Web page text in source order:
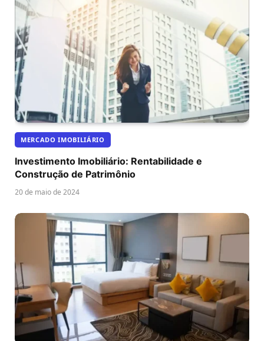
MERCADO IMOBILIÁRIO
Investimento Imobiliário: Rentabilidade e
Construção de Patrimônio
20 de maio de 2024